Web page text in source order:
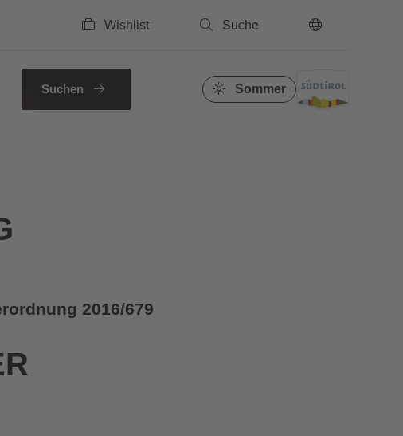
Wishlist Suche
Suchen Sommer
2016/679